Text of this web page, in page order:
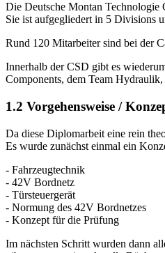
Die Deutsche Montan
Sie ist aufgegliedert in 5 Divisions
Rund 120 Mitarbeiter sind bei der
Innerhalb der CSD gibt es
Components, dem Team
1.2 Vorgehensweise /
Da diese Diplomarbeit eine rein
Es wurde zunächst einmal ein
- Fahrzeugtechnik
- 42V Bordnetz
- Türsteuergerät
- Normung des 42V Bordnetzes
- Konzept für die Prüfung
Im nächsten Schritt wurden dann